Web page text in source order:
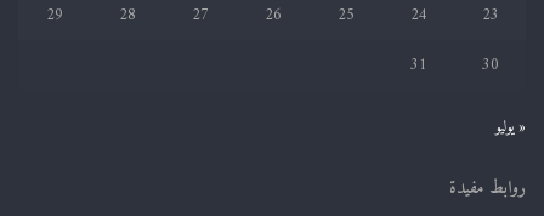
23
24
25
26
27
28
29
30
31
« يوليو
روابط مفيدة